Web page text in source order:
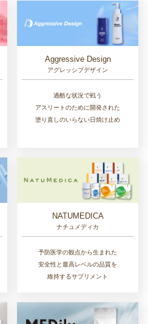
Aggressive Design
アグレッシブデザイン
過酷な状況で戦う
アスリートのために開発された
塗り直しのいらない日焼け止め
NATUMEDICA
ナチュメディカ
予防医学の観点から生まれた
安全性と最高レベルの品質を
維持するサプリメント